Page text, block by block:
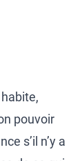
pouvoir
s’il n’y a